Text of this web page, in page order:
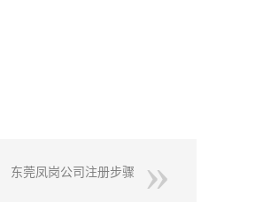
东莞凤岗公司注册步骤